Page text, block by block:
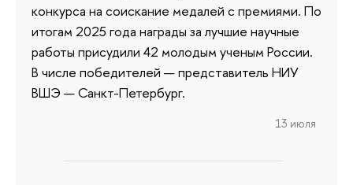
конкурса на соискание медалей с премиями. По
итогам 2025 года награды за лучшие научные
работы присудили 42 молодым ученым России.
В числе победителей — представитель НИУ
ВШЭ — Санкт-Петербург.
13 июля